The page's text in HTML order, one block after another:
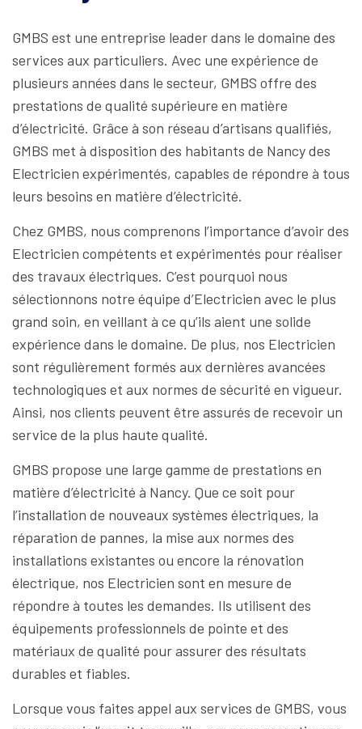
GMBS est une entreprise leader dans le domaine des
services aux particuliers. Avec une expérience de
plusieurs années dans le secteur, GMBS offre des
prestations de qualité supérieure en matière
d’électricité. Grâce à son réseau d’artisans qualifiés,
GMBS met à disposition des habitants de Nancy des
Electricien expérimentés, capables de répondre à tous
leurs besoins en matière d’électricité.
Chez GMBS, nous comprenons l’importance d’avoir des
Electricien compétents et expérimentés pour réaliser
des travaux électriques. C’est pourquoi nous
sélectionnons notre équipe d’Electricien avec le plus
grand soin, en veillant à ce qu’ils aient une solide
expérience dans le domaine. De plus, nos Electricien
sont régulièrement formés aux dernières avancées
technologiques et aux normes de sécurité en vigueur.
Ainsi, nos clients peuvent être assurés de recevoir un
service de la plus haute qualité.
GMBS propose une large gamme de prestations en
matière d’électricité à Nancy. Que ce soit pour
l’installation de nouveaux systèmes électriques, la
réparation de pannes, la mise aux normes des
installations existantes ou encore la rénovation
électrique, nos Electricien sont en mesure de
répondre à toutes les demandes. Ils utilisent des
équipements professionnels de pointe et des
matériaux de qualité pour assurer des résultats
durables et fiables.
Lorsque vous faites appel aux services de GMBS, vous